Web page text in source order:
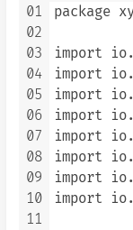
01
02
03
04
05
06
07
08
09
10
11
package
import
import
import
import
import
import
import
import